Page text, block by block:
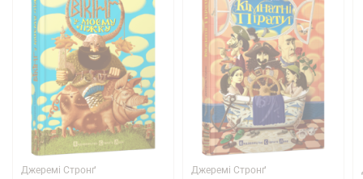
Джеремі Стронґ Джеремі Стронґ